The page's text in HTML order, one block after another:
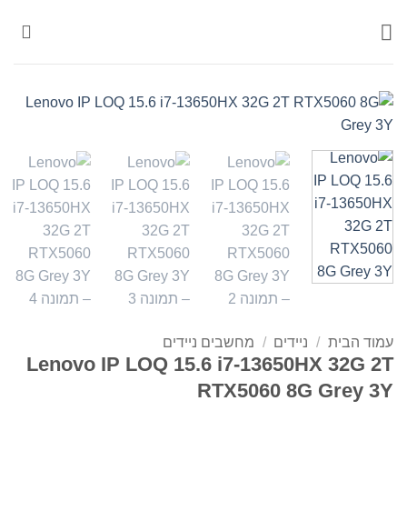
עמוד הבית / ניידים / מחשבים ניידים
Lenovo IP LOQ 15.6 i7-13650HX 32G 2T
RTX5060 8G Grey 3Y